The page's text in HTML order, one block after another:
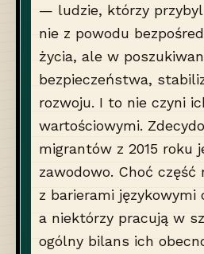
— ludzie, którzy
nie z powodu
życia, ale w
bezpieczeństwa,
rozwoju. I to nie czyni
wartościowymi.
migrantów z 2015 roku
zawodowo. Choć część
z barierami językowymi
a niektórzy pracują w
ogólny bilans ich